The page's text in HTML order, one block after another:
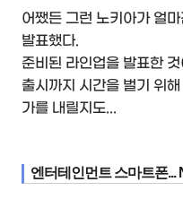
어쨌든 그런 노키아가 얼
발표했다.
준비된 라인업을 발표한
출시까지 시간을 벌기 위
가를 내릴지도...
엔터테인먼트 스마트폰...